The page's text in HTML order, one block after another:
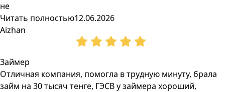
не
Читать полностью12.06.2026
Aizhan
Займер
Отличная компания, помогла в трудную минуту, брала
займ на 30 тысяч тенге, ГЭСВ у займера хороший,